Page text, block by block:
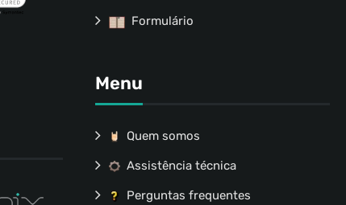
Formulário
Menu
Quem somos
Assistência técnica
Perguntas frequentes